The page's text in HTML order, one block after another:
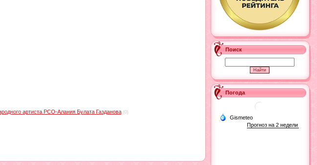
артиста РСО-Алания Булата Газданова (0)
Поиск
Погода